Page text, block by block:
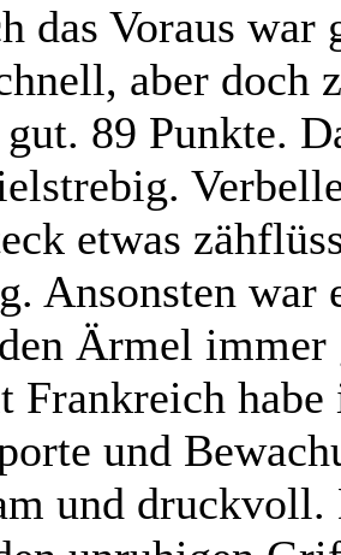
das Voraus
aber doch
89 Punkte.
etwas
Ansonsten war
Ärmel
Frankreich
und
und druckvoll.